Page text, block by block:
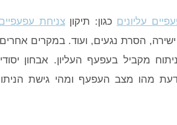
עליונים כגון: תיקוןצניחת
הסרת נגעים, ועוד. במקרים
מקביל בעפעף העליון. אבחון
מהו מצב העפעף ומהי גישת